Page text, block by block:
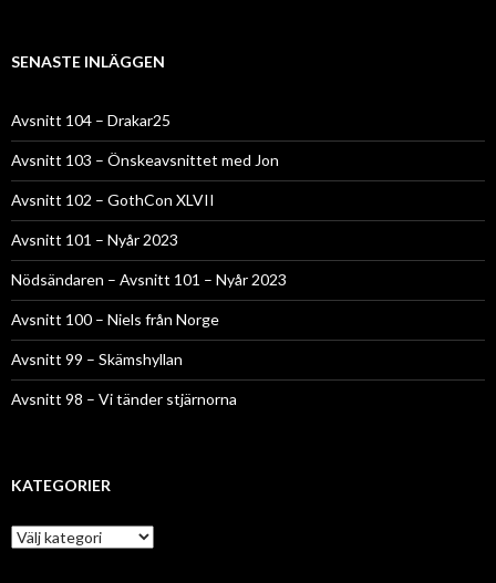
SENASTE INLÄGGEN
Avsnitt 104 – Drakar25
Avsnitt 103 – Önskeavsnittet med Jon
Avsnitt 102 – GothCon XLVII
Avsnitt 101 – Nyår 2023
Nödsändaren – Avsnitt 101 – Nyår 2023
Avsnitt 100 – Niels från Norge
Avsnitt 99 – Skämshyllan
Avsnitt 98 – Vi tänder stjärnorna
KATEGORIER
Kategorier